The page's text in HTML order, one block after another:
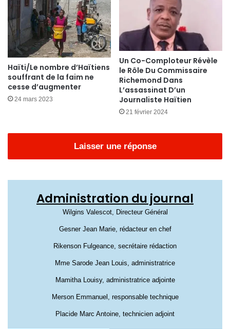
Haïti/Le nombre d’Haïtiens
souffrant de la faim ne
cesse d’augmenter
24 mars 2023
Un Co-Comploteur Révèle
le Rôle Du Commissaire
Richemond Dans
L’assassinat D’un
Journaliste Haïtien
21 février 2024
Laisser une réponse
Administration du journal
Wilgins Valescot, Directeur Général
Gesner Jean Marie, rédacteur en chef
Rikenson Fulgeance, secrétaire rédaction
Mme Sarode Jean Louis, administratrice
Mamitha Louisy, administratrice adjointe
Merson Emmanuel, responsable technique
Placide Marc Antoine, technicien adjoint